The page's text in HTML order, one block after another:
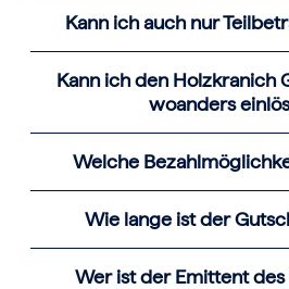
Kann ich auch nur
Kann ich den Holzkranich
woanders
Welche
Wie lange ist der
Wer ist der Emittent des